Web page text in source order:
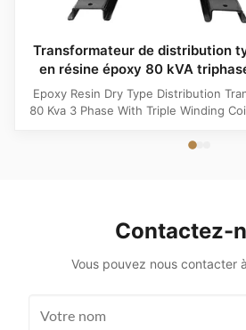
Transformateur de distribution
en résine époxy 80 kVA
bobinage triple
Epoxy Resin Dry Type Distribution
80 Kva 3 Phase With Triple Winding
transformer, distribution transformer,
Contactez-
Vous pouvez nous contacter